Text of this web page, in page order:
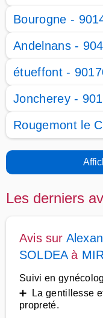
Bourogne -
Andelnans -
étueffont -
Joncherey -
Rougemont le
Les derniers
Avis sur
SOLDEAà
Suivi en
➕ La gentillesse
propreté.